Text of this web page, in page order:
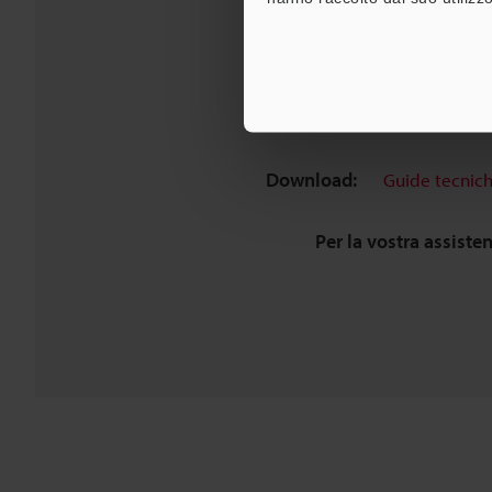
Download: Guide
Per la vostra